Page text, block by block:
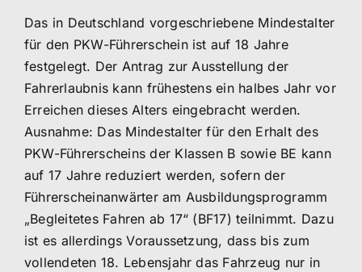
Das in Deutschland vorgeschriebene Mindestalter
für den PKW-Führerschein ist auf 18 Jahre
festgelegt. Der Antrag zur Ausstellung der
Fahrerlaubnis kann frühestens ein halbes Jahr vor
Erreichen dieses Alters eingebracht werden.
Ausnahme: Das Mindestalter für den Erhalt des
PKW-Führerscheins der Klassen B sowie BE kann
auf 17 Jahre reduziert werden, sofern der
Führerscheinanwärter am Ausbildungsprogramm
„Begleitetes Fahren ab 17“ (BF17) teilnimmt. Dazu
ist es allerdings Voraussetzung, dass bis zum
vollendeten 18. Lebensjahr das Fahrzeug nur in